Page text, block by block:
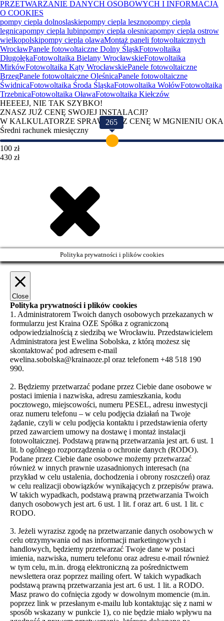
PRZETWARZANIE DANYCH OSOBOWYCH I INFORMACJA
O COOKIES
pompy ciepla dolnoslaskiepompy ciepla lesznopompy ciepla
legnicapompy ciepla lubinpompy ciepla olesnicapompy ciepla ostrow
wielkopolskipompy ciepla olawaMontaż paneli fotowoltaicznych
WrocławPanele fotowoltaiczne Dolny ŚląskFotowoltaika
DługołękaFotowoltaika Bielany WrocławskieFotowoltaika
MirkówFotowoltaika Kąty WrocławskiePanele fotowoltaiczne
BrzegPanele fotowoltaiczne OleśnicaPanele fotowoltaiczne
ŚwidnicaFotowoltaika Środa ŚląskaFotowoltaika WołówFotowoltaika
TrzebnicaFotowoltaika OławaFotowoltaika Kiełczów
HEEEEJ, NIE TAK SZYBKO!
ZNASZ JUŻ CENĘ SWOJEJ INSTALACJI?
W KALKULATORZE SPRAWDZISZ CENĘ W MGNIENIU OKA
Średni rachunek miesięczny
265
100 zł
430 zł
Polityka prywatności i plików cookies
Close
Polityka prywatności i plików cookies
1. Administratorem Twoich danych osobowych przekazanych w
formularzu jest Kraina OZE Spółka z ograniczoną
odpowiedzialnością z siedzibą we Wrocławiu. Przedstawicielem
Administratora jest Ewelina Sobolska, z którą możesz się
skontaktować pod adresem e-mail
ewelina.sobolska@krainaoze.pl oraz telefonem +48 518 190
990.
2. Będziemy przetwarzać podane przez Ciebie dane osobowe w
postaci imienia i nazwiska, adresu zamieszkania, kodu
pocztowego, miejscowości, numeru PESEL, adresu inwestycji
oraz numeru telefonu – w celu podjęcia działań na Twoje
żądanie, czyli w celu podjęcia kontaktu i przedstawienia oferty
przed zawarciem umowy na dostawę i montaż instalacji
fotowoltaicznej. Podstawą prawną przetwarzania jest art. 6 ust. 1
lit. b ogólnego rozporządzenia o ochronie danych (RODO).
Podane przez Ciebie dane osobowe możemy przetwarzać
również w innych prawnie uzasadnionych interesach (na
przykład w celu ustalenia, dochodzenia i obrony roszczeń) oraz
w celu realizacji obowiązków wynikających z przepisów prawa.
W takich wypadkach, podstawą prawną przetwarzania Twoich
danych osobowych jest art. 6 ust. 1 lit. f oraz art. 6 ust. 1 lit. c
RODO.
3. Jeżeli wyrazisz zgodę na przetwarzanie danych osobowych w
celu otrzymywania od nas informacji marketingowych i
handlowych, będziemy przetwarzać Twoje dane w postaci
imienia, nazwiska, numeru telefonu oraz adresu e-mail również
w tym celu, m.in. drogą elektroniczną za pośrednictwem
newslettera oraz poprzez mailing ofert. W takich wypadkach
podstawą prawną przetwarzania jest art. 6 ust. 1 lit. a RODO.
Masz prawo do cofnięcia zgody w dowolnym momencie (m.in.
poprzez link w przesłanym e-mailu lub kontaktując się z nami w
sposób wskazany w punkcie 1), co nie będzie miało wpływu na